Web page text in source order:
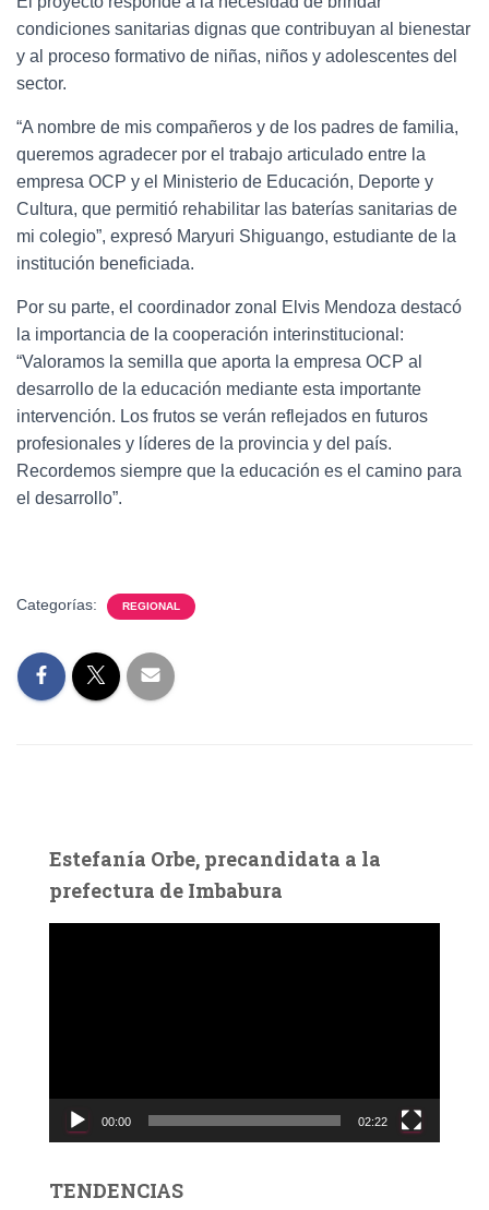
condiciones sanitarias dignas que contribuyan al bienestar
y al proceso formativo de niñas, niños y adolescentes del
sector.
“A nombre de mis compañeros y de los padres de familia,
queremos agradecer por el trabajo articulado entre la
empresa OCP y el Ministerio de Educación, Deporte y
Cultura, que permitió rehabilitar las baterías sanitarias de
mi colegio”, expresó Maryuri Shiguango, estudiante de la
institución beneficiada.
Por su parte, el coordinador zonal Elvis Mendoza destacó
la importancia de la cooperación interinstitucional:
“Valoramos la semilla que aporta la empresa OCP al
desarrollo de la educación mediante esta importante
intervención. Los frutos se verán reflejados en futuros
profesionales y líderes de la provincia y del país.
Recordemos siempre que la educación es el camino para
el desarrollo”.
Categorías: REGIONAL
Estefanía Orbe, precandidata a la
prefectura de Imbabura
c
d
00:00 02:22
TENDENCIAS